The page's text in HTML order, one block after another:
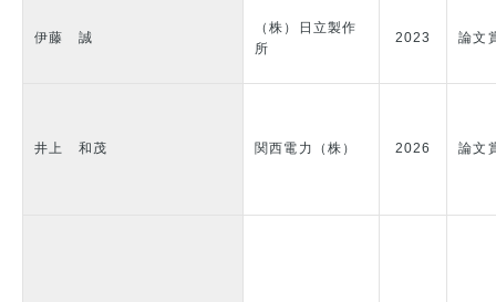
伊藤 誠
（株）日立製作
所
2023 論文
井上 和茂 関西電力（株） 2026 論文